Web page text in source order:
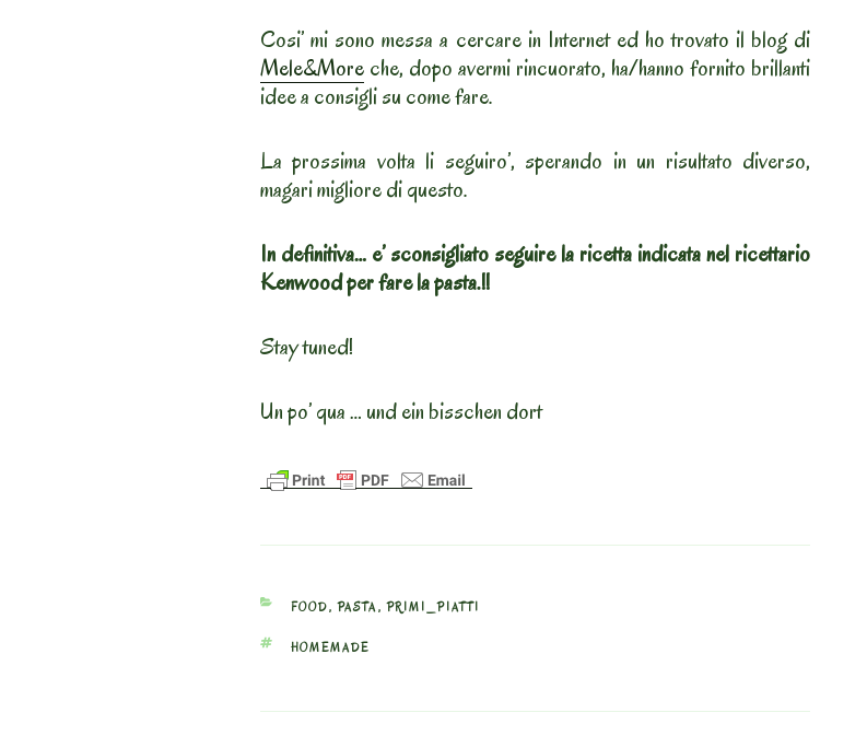
Cosi’ mi sono messa a cercare in Internet ed ho trovato il blog di
Mele&More che, dopo avermi rincuorato, ha/hanno fornito brillanti
idee a consigli su come fare.
La prossima volta li seguiro’, sperando in un risultato diverso,
magari migliore di questo.
In definitiva… e’ sconsigliato seguire la ricetta indicata nel ricettario
Kenwood per fare la pasta.!!
Stay tuned!
Un po’ qua … und ein bisschen dort
CATEGORIES
FOOD,PASTA,PRIMI_PIATTI
TAGS
HOMEMADE